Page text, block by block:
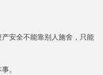
安全不能靠别人施舍，只能
。